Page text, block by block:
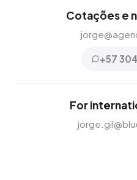
Cotações e
+57
For